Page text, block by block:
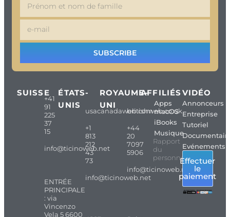
SUBSCRIBE
SUISSE
+41
91
225
37
15
info@ticinoweb.net
ENTRÉE
PRINCIPALE
: via
Vincenzo
Vela 5 6600
ÉTATS-
UNIS
usacanadaweb.com
+1
813
212
43
73
info@ticinoweb.net
ROYAUME-
UNI
britishweb.co.uk
+44
20
7097
5906
info@ticinoweb.net
AFFILIÉS
Apps
macOS
iBooks
Musique
Rapport
du
personnel
VIDÉO
Annonceurs
Entreprise
Tutoriel
Evénements
Effectuer
le
paiement